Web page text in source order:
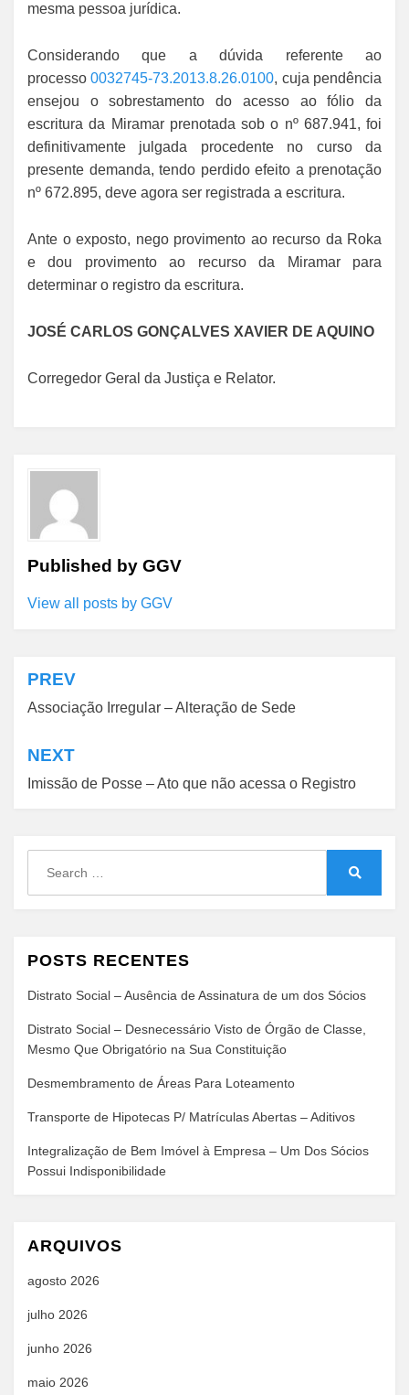
mesma pessoa jurídica.
Considerando que a dúvida referente ao
processo0032745-73.2013.8.26.0100, cuja pendência
ensejou o sobrestamento do acesso ao fólio da
escritura da Miramar prenotada sob o nº 687.941, foi
definitivamente julgada procedente no curso da
presente demanda, tendo perdido efeito a prenotação
nº 672.895, deve agora ser registrada a escritura.
Ante o exposto, nego provimento ao recurso da Roka
e dou provimento ao recurso da Miramar para
determinar o registro da escritura.
JOSÉ CARLOS GONÇALVES XAVIER DE AQUINO
Corregedor Geral da Justiça e Relator.
Published by GGV
View all posts by GGV
Navegação
de
Post
PREV
Associação Irregular – Alteração de Sede
NEXT
Imissão de Posse – Ato que não acessa o Registro
POSTS RECENTES
Distrato Social – Ausência de Assinatura de um dos Sócios
Distrato Social – Desnecessário Visto de Órgão de Classe,
Mesmo Que Obrigatório na Sua Constituição
Desmembramento de Áreas Para Loteamento
Transporte de Hipotecas P/ Matrículas Abertas – Aditivos
Integralização de Bem Imóvel à Empresa – Um Dos Sócios
Possui Indisponibilidade
ARQUIVOS
agosto 2026
julho 2026
junho 2026
maio 2026